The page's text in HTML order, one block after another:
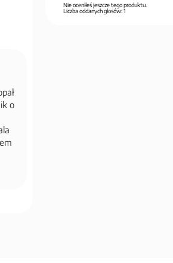
o
Nie oceniłeś jeszcze tego produktu.
Liczba oddanych głosów:1